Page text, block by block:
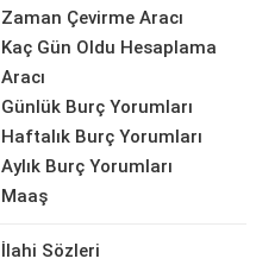
Zaman Çevirme Aracı
Kaç Gün Oldu Hesaplama
Aracı
Günlük Burç Yorumları
Haftalık Burç Yorumları
Aylık Burç Yorumları
Maaş
İlahi Sözleri